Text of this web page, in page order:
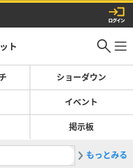
ト
ショーダウン
イベント
掲示板
2最強選
もっとみる